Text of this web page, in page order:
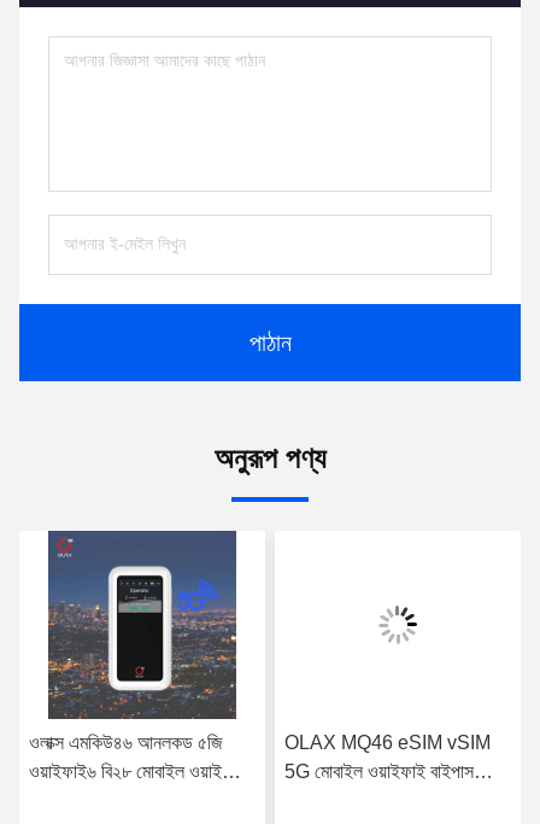
পাঠান
অনুরূপ পণ্য
ওলাক্স এমকিউ৪৬ আনলকড ৫জি
ওয়াইফাই৬ বি২৮ মোবাইল ওয়াইফাই
OLAX MQ46 eSIM vSIM
5G মোবাইল ওয়াইফাই বাইপাস